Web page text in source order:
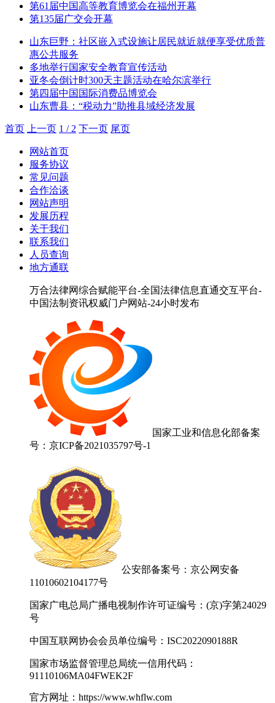
第61届中国高等教育博览会在福州开幕
第135届广交会开幕
山东巨野：社区嵌入式设施让居民就近就便享受优质普
惠公共服务
多地举行国家安全教育宣传活动
亚冬会倒计时300天主题活动在哈尔滨举行
第四届中国国际消费品博览会
山东曹县：“税动力”助推县域经济发展
首页 上一页 1 / 2 下一页 尾页
网站首页
服务协议
常见问题
合作洽谈
网站声明
发展历程
关于我们
联系我们
人员查询
地方通联
万合法律网综合赋能平台-全国法律信息直通交互平台-
中国法制资讯权威门户网站-24小时发布
国家工业和信息化部备案
号：京ICP备2021035797号-1
公安部备案号：京公网安备
11010602104177号
国家广电总局广播电视制作许可证编号：(京)字第24029
号
中国互联网协会会员单位编号：ISC2022090188R
国家市场监督管理总局统一信用代码：
91110106MA04FWEK2F
官方网址：https://www.whflw.com